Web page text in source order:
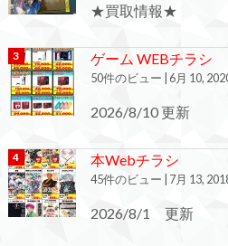
★買取情報★
ゲーム WEBチラシ
50件のビュー 6月 10,
2026/8/10 更新
本Webチラシ
45件のビュー 7月 13,
2026/8/1 更新